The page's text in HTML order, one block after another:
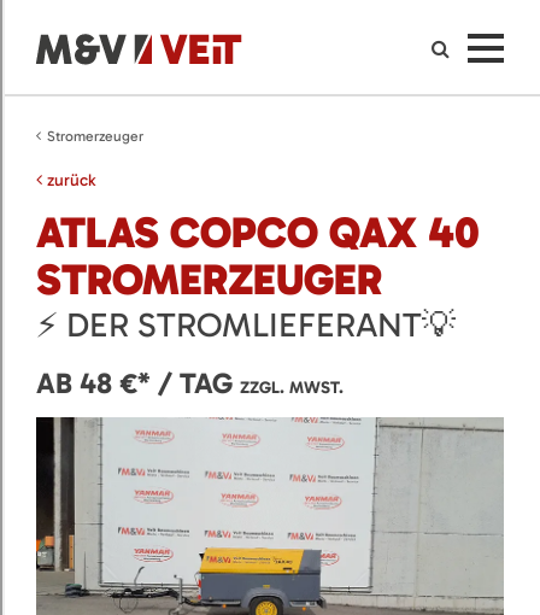
Stromerzeuger
zurück
ATLAS COPCO QAX 40
STROMERZEUGER
⚡ DER STROMLIEFERANT💡
AB 48 €* / TAG ZZGL. MWST.